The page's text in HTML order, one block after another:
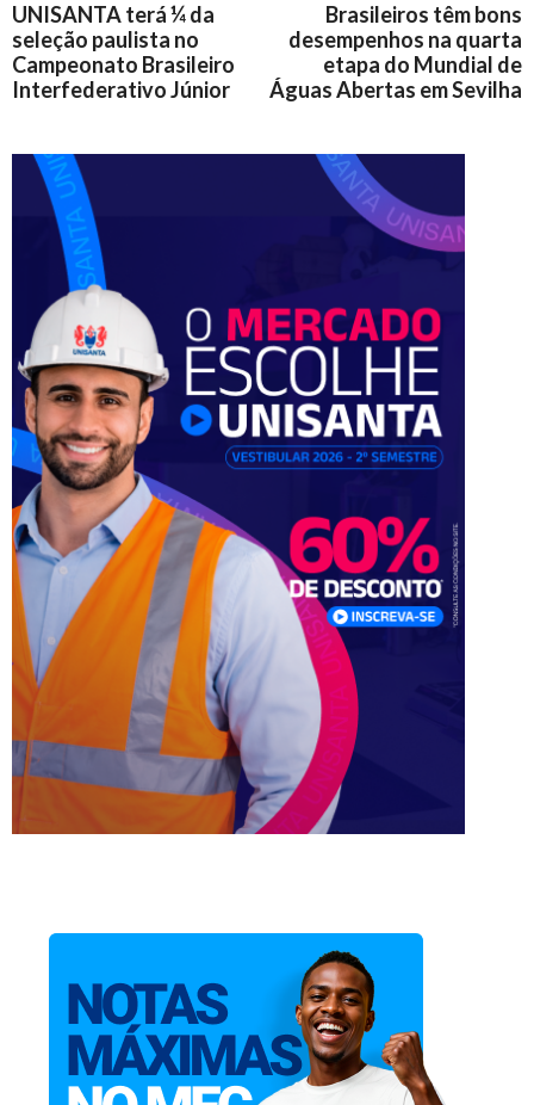
UNISANTA terá ¼ da
seleção paulista no
Campeonato Brasileiro
Interfederativo Júnior
Brasileiros têm bons
desempenhos na quarta
etapa do Mundial de
Águas Abertas em Sevilha